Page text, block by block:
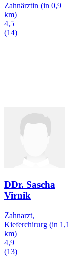
Zahnärztin (in 0,9
km)
4,5
(14)
DDr. Sascha
Virnik
Zahnarzt,
Kieferchirurg (in 1,1
km)
4,9
(13)